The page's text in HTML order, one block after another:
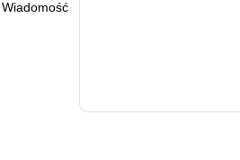
Wiadomość